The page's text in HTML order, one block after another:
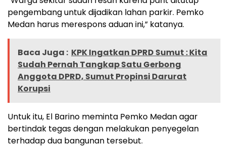
pengembang untuk dijadikan lahan parkir. Pemko
Medan harus merespons aduan ini,” katanya.
Baca Juga : KPK Ingatkan DPRD Sumut : Kita
Sudah Pernah Tangkap Satu Gerbong
Anggota DPRD, Sumut Propinsi Darurat
Korupsi
Untuk itu, El Barino meminta Pemko Medan agar
bertindak tegas dengan melakukan penyegelan
terhadap dua bangunan tersebut.